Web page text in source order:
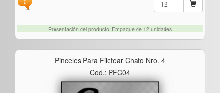
Presentación del producto: Empaque de 12 unidades
Pinceles Para Filetear Chato Nro. 4
Cod.: PFC04